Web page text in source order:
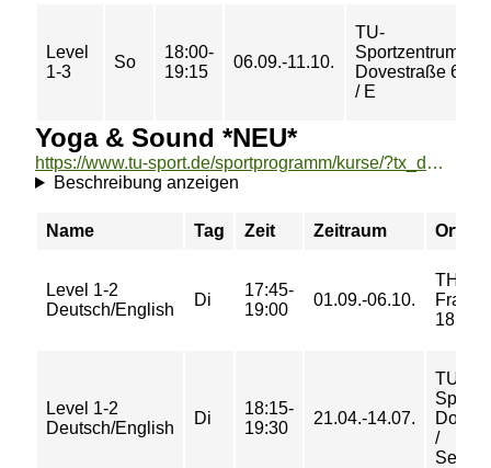
Level
1-3
So
18:00-
19:15
06.09.-11.10.
TU-
Sportzentrum
Dovestraße 6
/ E
Yoga & Sound *NEU*
https://www.tu-sport.de/sportprogramm/kurse/?tx_dwzeh_courses%5Baction%5D=show&tx_dwzeh_courses%5BsportsDescription%5D=1696&cHash=d755a701245cd1d4660839dbcf26f8c0
Beschreibung anzeigen
Name Tag Zeit Zeitraum Ort
Level 1-2
Deutsch/English
Di
17:45-
19:00
01.09.-06.10.
TH
18
Level 1-2
Deutsch/English
Di
18:15-
19:30
21.04.-14.07.
TU-
/